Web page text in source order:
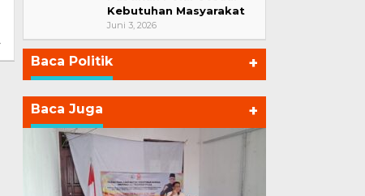
Kebutuhan Masyarakat
Juni 3, 2026
Baca Politik +
Baca Juga +